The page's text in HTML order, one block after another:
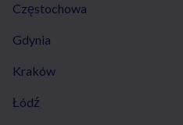
Częstochowa
Gdynia
Kraków
Łódź